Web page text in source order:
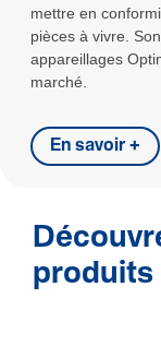
mettre en
pièces à vivre.
appareillages
marché.
En savoir +
produits